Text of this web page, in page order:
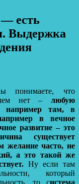
есть
Выдержка
понимаете, что
нет – любую
например там, в
в вечное
развитие – это
существует
желание часто, не
а это такой же
Ну если там
который